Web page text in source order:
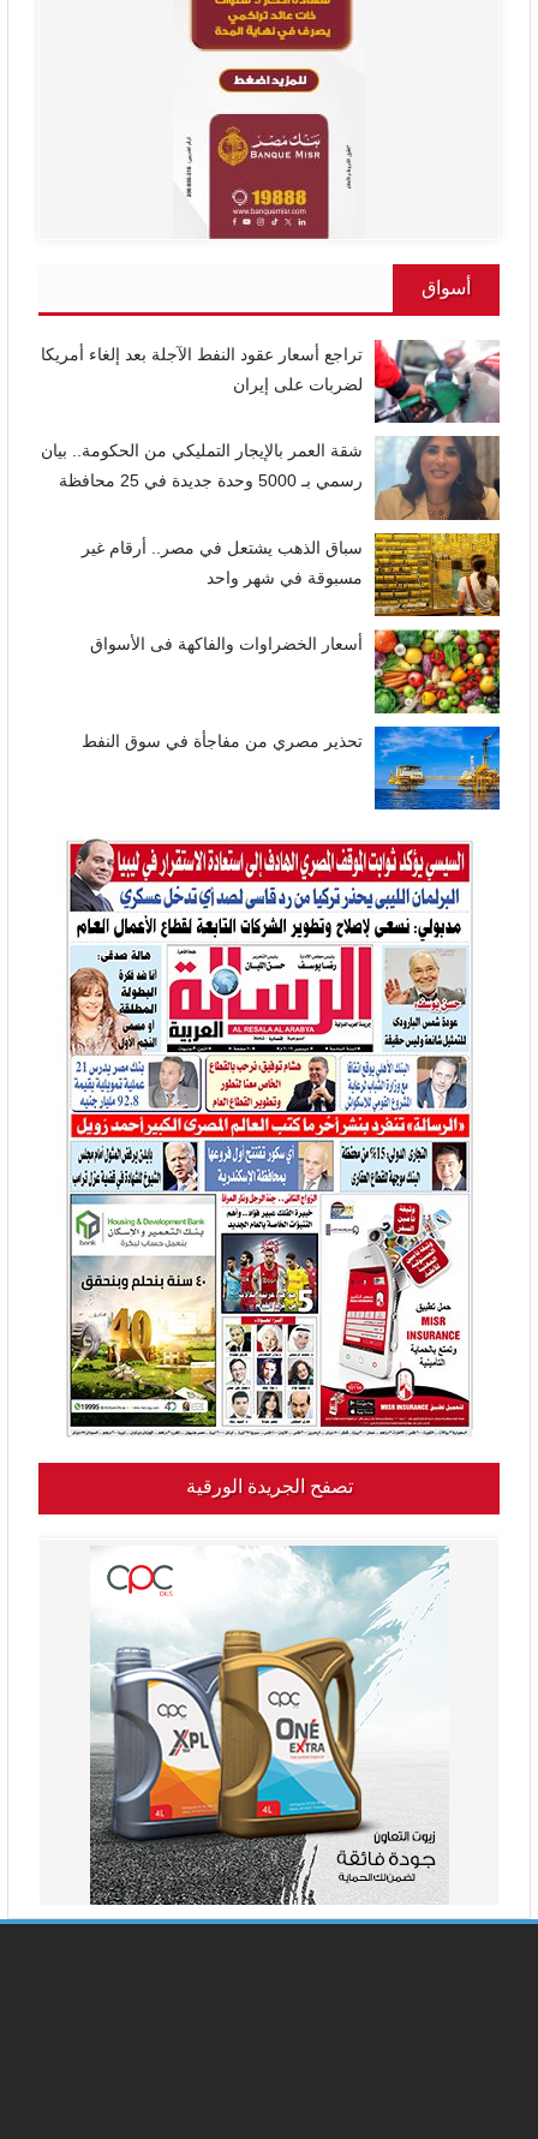
أسواق
تراجع أسعار عقود النفط الآجلة بعد إلغاء أمريكا
لضربات على إيران
شقة العمر بالإيجار التمليكي من الحكومة.. بيان
رسمي بـ 5000 وحدة جديدة في 25 محافظة
سباق الذهب يشتعل في مصر.. أرقام غير
مسبوقة في شهر واحد
أسعار الخضراوات والفاكهة فى الأسواق
تحذير مصري من مفاجأة في سوق النفط
تصفح الجريدة الورقية